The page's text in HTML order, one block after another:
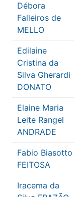
Débora
Falleiros de
MELLO
Edilaine
Cristina da
Silva Gherardi
DONATO
Elaine Maria
Leite Rangel
ANDRADE
Fabio Biasotto
FEITOSA
Iracema da